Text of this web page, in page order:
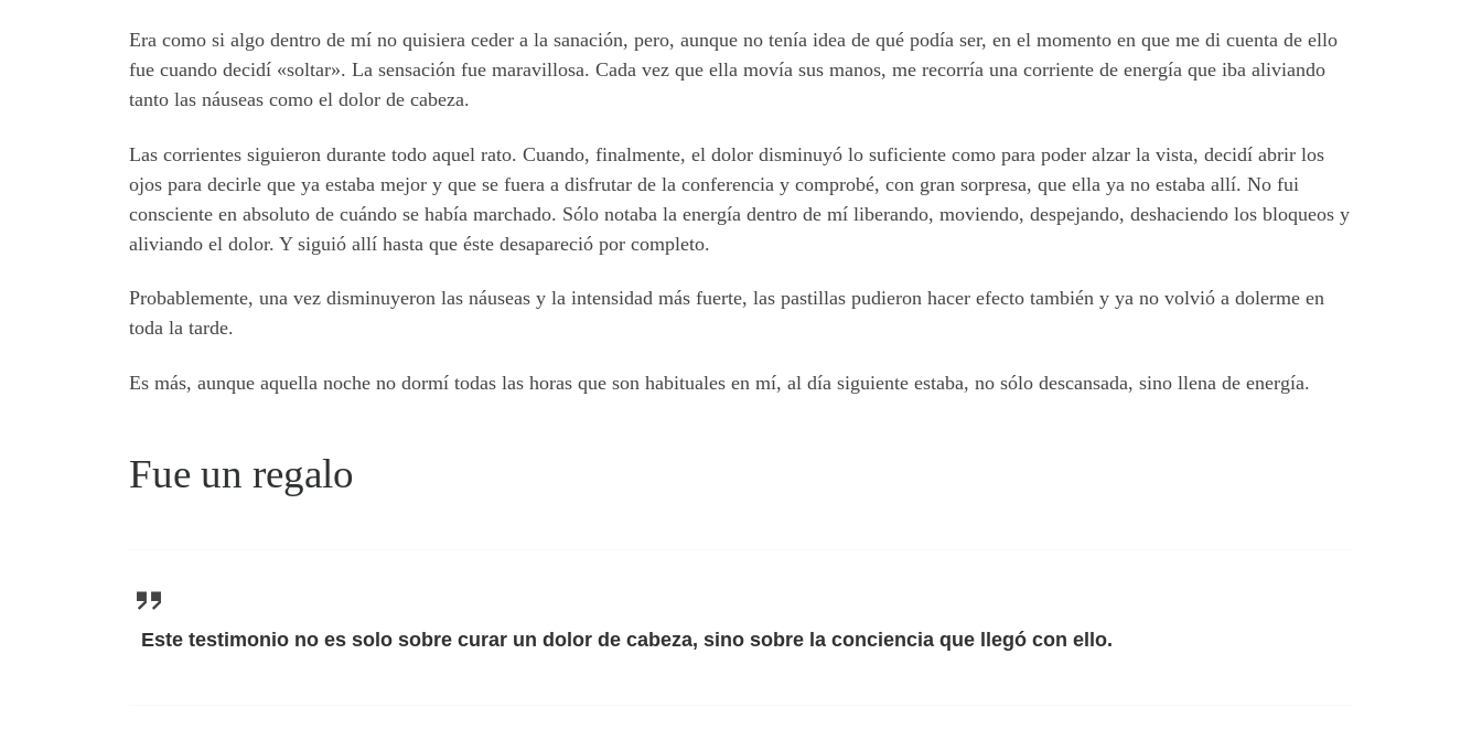
Era como si algo dentro de mí no quisiera ceder a la sanación, pero, aunque no tenía idea de qué podía ser, en el momento en que me di cuenta de ello
fue cuando decidí «soltar». La sensación fue maravillosa. Cada vez que ella movía sus manos, me recorría una corriente de energía que iba aliviando
tanto las náuseas como el dolor de cabeza.
Las corrientes siguieron durante todo aquel rato. Cuando, finalmente, el dolor disminuyó lo suficiente como para poder alzar la vista, decidí abrir los
ojos para decirle que ya estaba mejor y que se fuera a disfrutar de la conferencia y comprobé, con gran sorpresa, que ella ya no estaba allí. No fui
consciente en absoluto de cuándo se había marchado. Sólo notaba la energía dentro de mí liberando, moviendo, despejando, deshaciendo los bloqueos y
aliviando el dolor. Y siguió allí hasta que éste desapareció por completo.
Probablemente, una vez disminuyeron las náuseas y la intensidad más fuerte, las pastillas pudieron hacer efecto también y ya no volvió a dolerme en
toda la tarde.
Es más, aunque aquella noche no dormí todas las horas que son habituales en mí, al día siguiente estaba, no sólo descansada, sino llena de energía.
Fue un regalo
Este testimonio no es solo sobre curar un dolor de cabeza, sino sobre la conciencia que llegó con ello.